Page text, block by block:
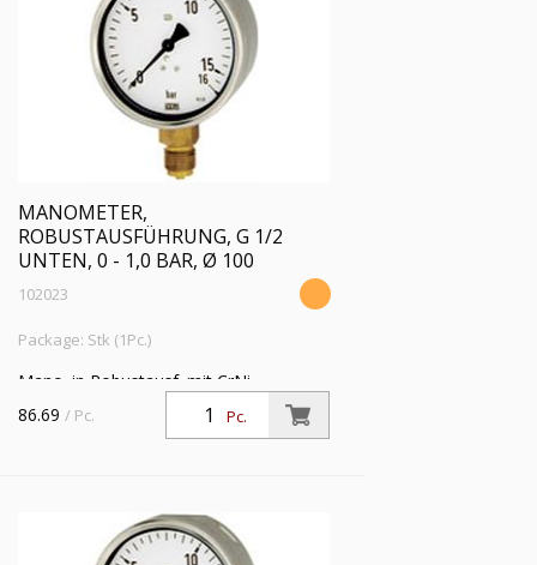
MANOMETER,
ROBUSTAUSFÜHRUNG, G 1/2
UNTEN, 0 - 1,0 BAR, Ø 100
102023
Package: Stk (1Pc.)
Mano. in Robustausf. mit CrNi-
Stahlgeh., Anschluss radial unten, G 1/2,
Typ 212.20, Güteklasse 1,0, Messber. 0
Pc.
86.69 / Pc.